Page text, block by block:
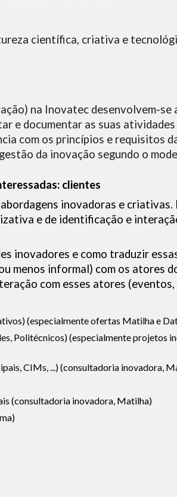
científica, criativa e
na Inovatec desenvolvem-se
e documentar as suas
com os princípios e requisitos
da inovação segundo o
clientes
inovadoras e criativas.
e de identificação e
inovadores e como traduzir
menos informal) com os atores
com esses atores (eventos,
(especialmente ofertas Matilha e
Politécnicos) (especialmente projetos
CIMs, ...) (consultadoria inovadora,
(consultadoria inovadora, Matilha)